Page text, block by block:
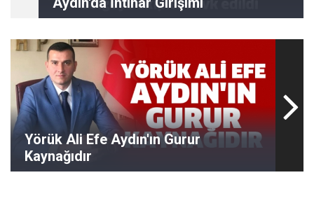
Yörük Ali Efe Aydın'ın Gurur
Kaynağıdır